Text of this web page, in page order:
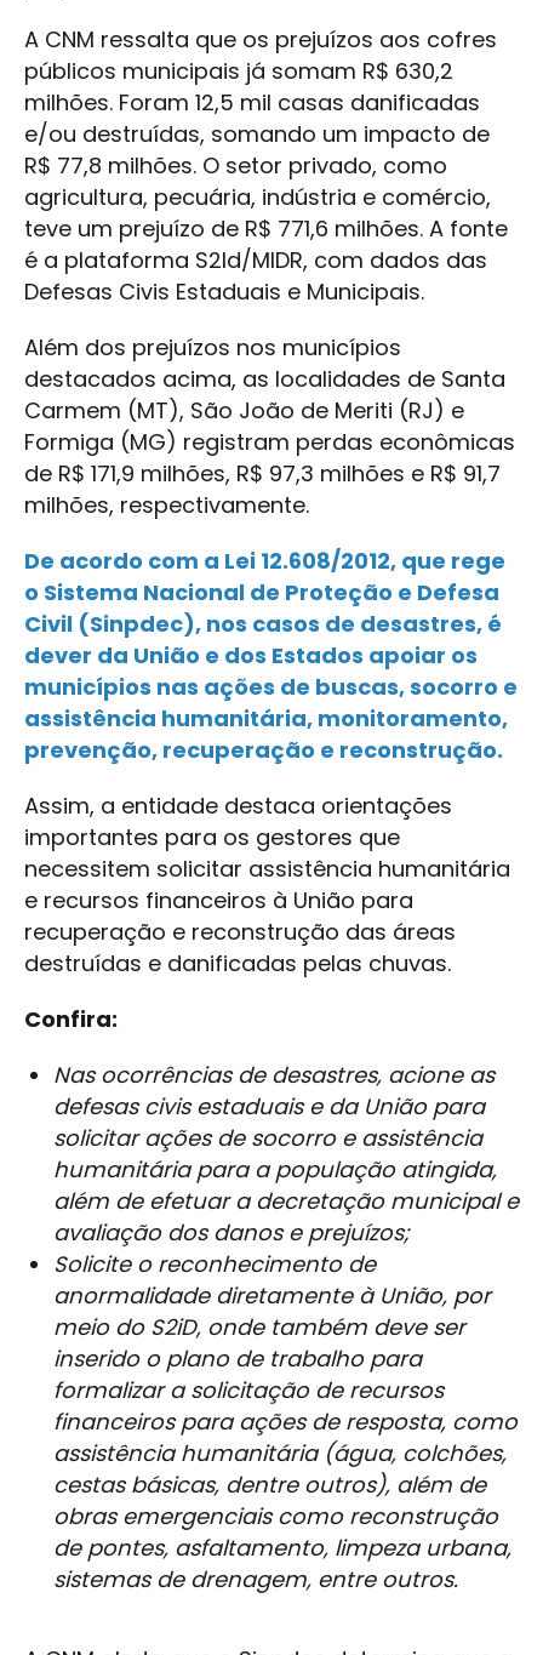
A CNM ressalta que os prejuízos aos cofres
públicos municipais já somam R$ 630,2
milhões. Foram 12,5 mil casas danificadas
e/ou destruídas, somando um impacto de
R$ 77,8 milhões. O setor privado, como
agricultura, pecuária, indústria e comércio,
teve um prejuízo de R$ 771,6 milhões. A fonte
é a plataforma S2Id/MIDR, com dados das
Defesas Civis Estaduais e Municipais.
Além dos prejuízos nos municípios
destacados acima, as localidades de Santa
Carmem (MT), São João de Meriti (RJ) e
Formiga (MG) registram perdas econômicas
de R$ 171,9 milhões, R$ 97,3 milhões e R$ 91,7
milhões, respectivamente.
De acordo com a Lei 12.608/2012, que rege
o Sistema Nacional de Proteção e Defesa
Civil (Sinpdec), nos casos de desastres, é
dever da União e dos Estados apoiar os
municípios nas ações de buscas, socorro e
assistência humanitária, monitoramento,
prevenção, recuperação e reconstrução.
Assim, a entidade destaca orientações
importantes para os gestores que
necessitem solicitar assistência humanitária
e recursos financeiros à União para
recuperação e reconstrução das áreas
destruídas e danificadas pelas chuvas.
Confira:
Nas ocorrências de desastres, acione as
defesas civis estaduais e da União para
solicitar ações de socorro e assistência
humanitária para a população atingida,
além de efetuar a decretação municipal e
avaliação dos danos e prejuízos;
Solicite o reconhecimento de
anormalidade diretamente à União, por
meio do S2iD, onde também deve ser
inserido o plano de trabalho para
formalizar a solicitação de recursos
financeiros para ações de resposta, como
assistência humanitária (água, colchões,
cestas básicas, dentre outros), além de
obras emergenciais como reconstrução
de pontes, asfaltamento, limpeza urbana,
sistemas de drenagem, entre outros.